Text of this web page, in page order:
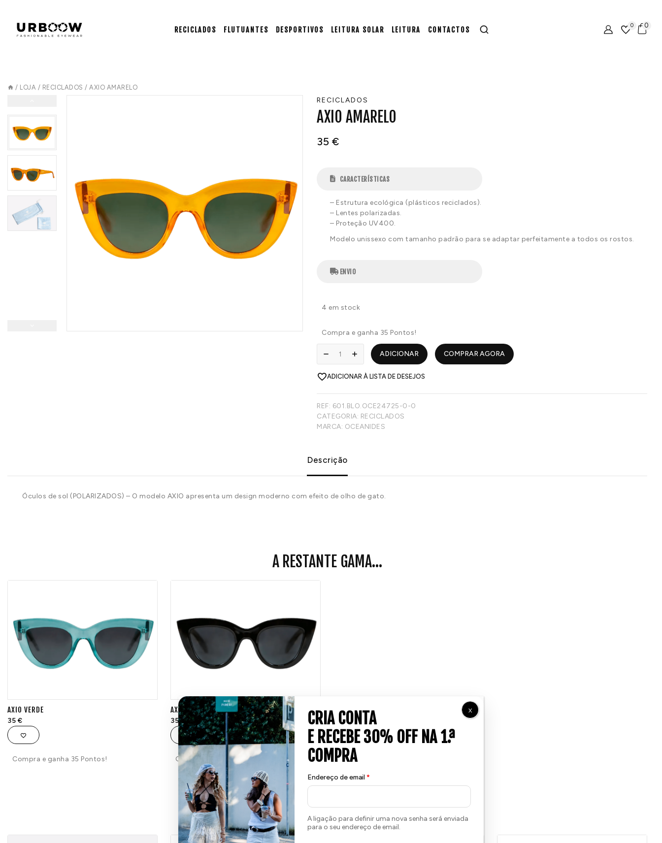
RECICLADOS FLUTUANTES DESPORTIVOS LEITURA SOLAR LEITURA CONTACTOS 0 0
/ LOJA / RECICLADOS / AXIO AMARELO
RECICLADOS
AXIO AMARELO
35 €
CARACTERÍSTICAS
– Estrutura ecológica (plásticos reciclados).
– Lentes polarizadas.
– Proteção UV400.
Modelo unissexo com tamanho padrão para se adaptar perfeitamente a todos os rostos.
ENVIO
4 em stock
Compra e ganha 35 Pontos!
ADICIONAR COMPRAR AGORA
ADICIONAR À LISTA DE DESEJOS
REF: 601.BLO.OCE24725-0-0
CATEGORIA: RECICLADOS
MARCA: OCEANIDES
Descrição
Óculos de sol (POLARIZADOS) – O modelo AXIO apresenta um design moderno com efeito de olho de gato.
A RESTANTE GAMA...
AXIO VERDE
35 €
Compra e ganha 35 Pontos!
AXIO PRETO
35€
Compra e ganha 35 Pontos!
TAMBÉM PODE GOSTAR...
Endereço de email *
A ligação para definir uma nova senha será enviada
para o seu endereço de email.
X